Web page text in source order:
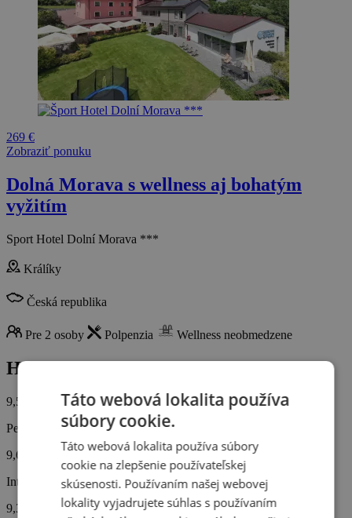
269 €
Zobraziť ponuku
Dolná Morava s wellness aj bohatým
vyžitím
Sport Hotel Dolní Morava ***
Králíky
Česká republika
Pre 2 osoby Polpenzia Wellness neobmedzene
Hodnotenie od zákazníkov
9,5/10
Personál
9,6
Interiér hotela
9,3
Táto webová lokalita používa
súbory cookie.
Táto webová lokalita používa súbory
cookie na zlepšenie používateľskej
skúsenosti. Používaním našej webovej
lokality vyjadrujete súhlas s používaním